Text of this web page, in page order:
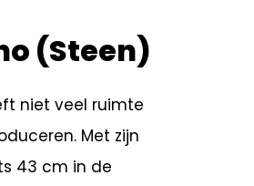
(Steen)
niet veel ruimte
Met zijn
43 cm in de